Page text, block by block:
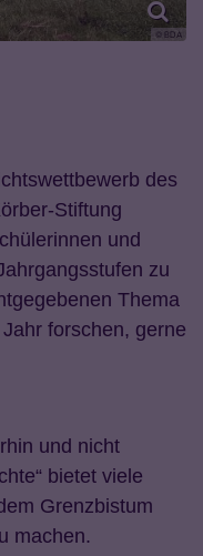
© BDA
des
Stiftung
und
zu
Thema
forschen, gerne
und nicht
bietet viele
Grenzbistum
machen.